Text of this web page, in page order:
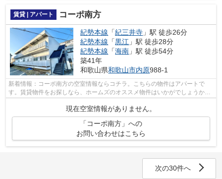
賃貸 | アパート コーポ南方
紀勢本線 「紀三井寺 」駅 徒歩26分
紀勢本線 「黒江 」駅 徒歩28分
紀勢本線 「海南 」駅 徒歩54分
築41年
和歌山県和歌山市内原988-1
新着情報：コーポ南方の空室情報ならコチラ。こちらの物件はアパートで
す。賃貸物件をお探しなら、ホームズのオススメ物件はいかがでしょうか？
現在空室情報がありません。
「コーポ南方」への
お問い合わせはこちら
次の30件へ